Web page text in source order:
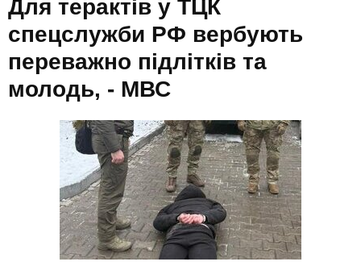
Для терактів у ТЦК
спецслужби РФ вербують
переважно підлітків та
молодь, - МВС